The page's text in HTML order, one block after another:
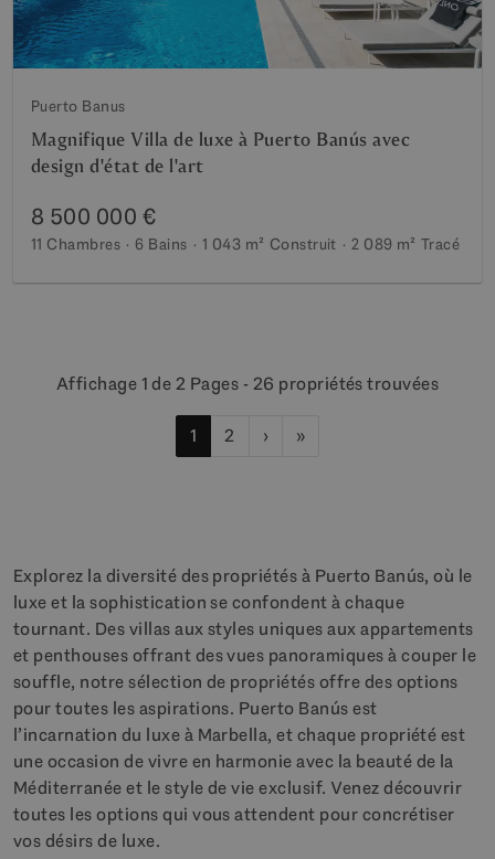
Puerto Banus
Magnifique Villa de luxe à Puerto Banús avec
design d'état de l'art
8 500 000 €
11 Chambres 6 Bains 1 043 m² Construit 2 089 m² Tracé
Affichage 1 de 2 Pages - 26 propriétés trouvées
1 2 › »
Explorez la diversité des propriétés à Puerto Banús, où le
luxe et la sophistication se confondent à chaque
tournant. Des villas aux styles uniques aux appartements
et penthouses offrant des vues panoramiques à couper le
souffle, notre sélection de propriétés offre des options
pour toutes les aspirations. Puerto Banús est
l’incarnation du luxe à Marbella, et chaque propriété est
une occasion de vivre en harmonie avec la beauté de la
Méditerranée et le style de vie exclusif. Venez découvrir
toutes les options qui vous attendent pour concrétiser
vos désirs de luxe.